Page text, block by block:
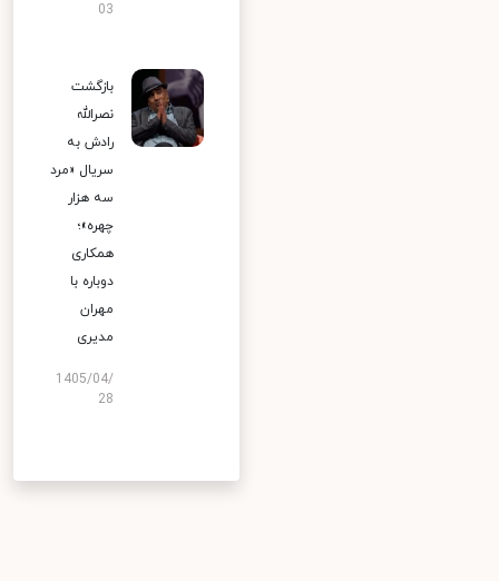
03
بازگشت
نصرالله
رادش به
سریال «مرد
سه هزار
چهره»؛
همکاری
دوباره با
مهران
مدیری
1405/04/
28